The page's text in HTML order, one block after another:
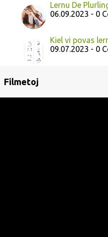
Lernu De
06.09.2023 - 0
Kiel vi povas
09.07.2023 - 0
Filmetoj